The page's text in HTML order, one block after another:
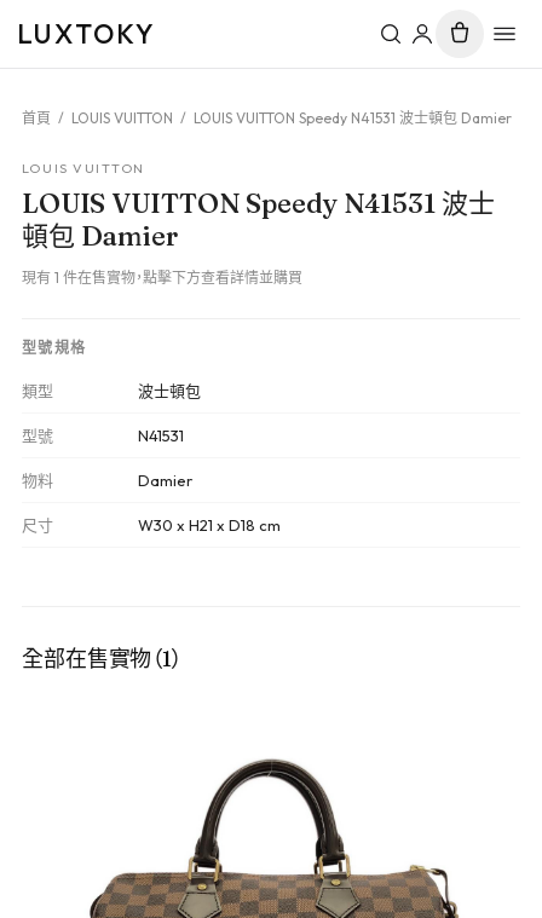
LUXTOKY
首頁 / LOUIS VUITTON / LOUIS VUITTON Speedy N41531 波士頓包 Damier
LOUIS VUITTON
LOUIS VUITTON Speedy N41531 波士
頓包 Damier
現有 1 件在售實物，點擊下方查看詳情並購買
型號規格
類型 波士頓包
型號 N41531
物料 Damier
尺寸 W30 x H21 x D18 cm
全部在售實物（1）